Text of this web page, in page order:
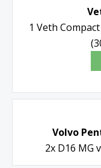
1 Veth
Volvo
2x D16 MG